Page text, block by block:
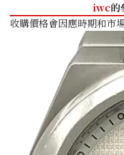
iwc的
收購價格會因應時期和市